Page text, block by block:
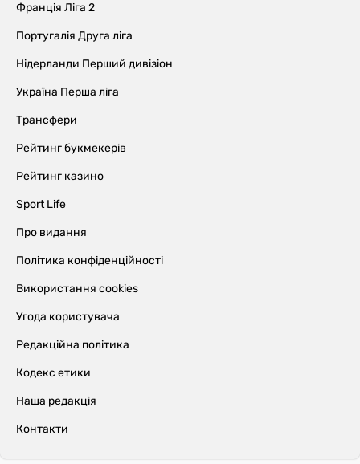
Франція Ліга 2
Португалія Друга ліга
Нідерланди Перший дивізіон
Україна Перша ліга
Трансфери
Рейтинг букмекерів
Рейтинг казино
Sport Life
Про видання
Політика конфіденційності
Використання cookies
Угода користувача
Редакційна політика
Кодекс етики
Наша редакція
Контакти